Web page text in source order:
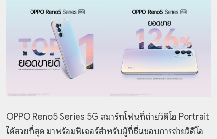
OPPO Reno5 Series 5G สมาร์ทโฟนที่ถ่ายวิดีโอ Portrait
ได้สวยที่สุด มาพร้อมฟีเจอร์สำหรับผู้ที่ชื่นชอบการถ่ายวิดีโอ